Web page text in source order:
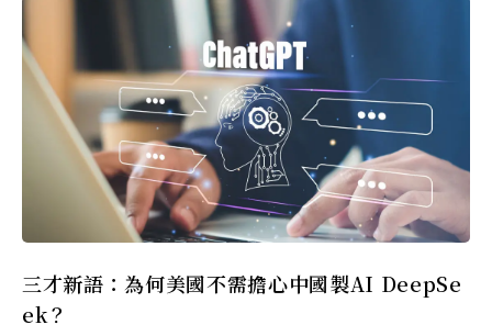
三才新語：為何美國不需擔心中國製AI DeepSe
ek？